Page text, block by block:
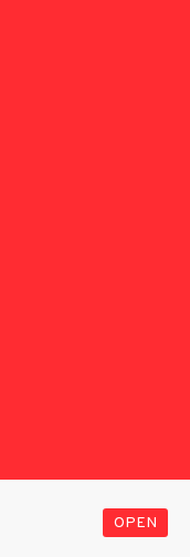
No text andOPEN